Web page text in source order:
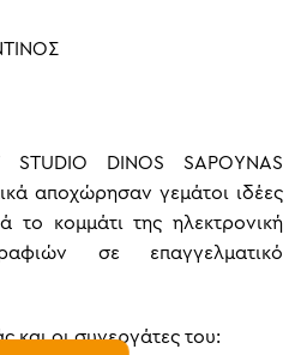
DINOS SAPOYNAS
αποχώρησαν γεμάτοι ιδέες
κομμάτι της ηλεκτρονική
σε επαγγελματικό
και οι συνεργάτες του: